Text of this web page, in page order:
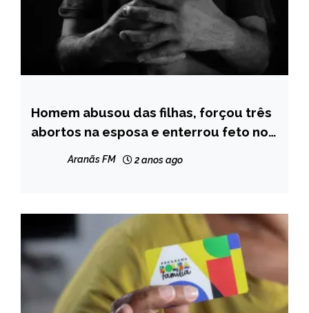
MINAS
GERAIS
NOTÍCIAS
Homem abusou das filhas, forçou três
abortos na esposa e enterrou feto no
Aranãs FM 2 anos ago